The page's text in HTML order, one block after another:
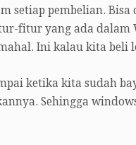
setiap pembelian.
fitur yang ada
Ini kalau kita beli
ketika kita sudah
Sehingga